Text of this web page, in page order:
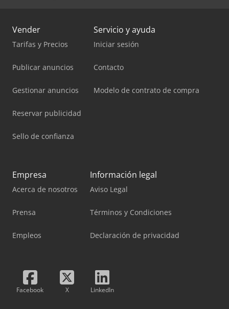
Vender
Tarifas y Precios
Publicar anuncios
Gestionar anuncios
Reservar publicidad
Sello de confianza
Servicio y ayuda
Iniciar sesión
Contacto
Modelo de contrato de compra
Empresa
Acerca de nosotros
Prensa
Empleos
Información legal
Aviso Legal
Términos y Condiciones
Declaración de privacidad
Facebook X LinkedIn